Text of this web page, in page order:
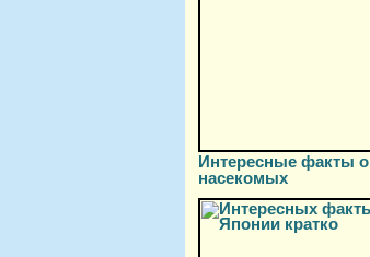
Интересные факты о
насекомых